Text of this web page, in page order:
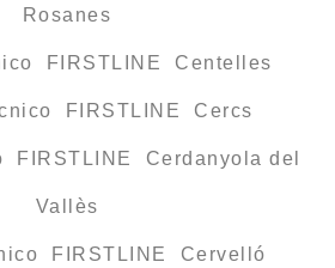
Rosanes
FIRSTLINE Centelles
FIRSTLINE Cercs
FIRSTLINE Cerdanyola del
Vallès
FIRSTLINE Cervelló